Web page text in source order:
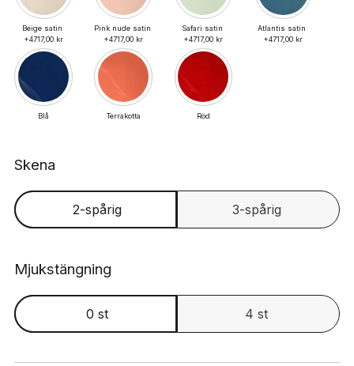
Beige satin
+4717,00 kr
Pink nude satin
+4717,00 kr
Safari satin
+4717,00 kr
Atlantis satin
+4717,00 kr
Blå Terrakotta Röd
Skena
2-spårig 3-spårig
Mjukstängning
0 st 4 st